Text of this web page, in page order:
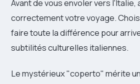
Avant de vous envoler vers
correctement votre voyage.
faire toute la différence pour
subtilités culturelles italiennes.
Le mystérieux "coperto" mérite